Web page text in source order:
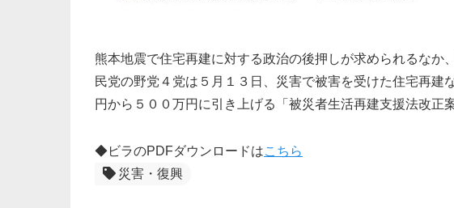
熊本地震で住宅再建に対する政治の後押しが求められるなか
民党の野党４党は５月１３日、災害で被害を受けた住宅再建
円から５００万円に引き上げる「被災者生活再建支援法改正
◆ビラのPDFダウンロードはこちら
災害・復興